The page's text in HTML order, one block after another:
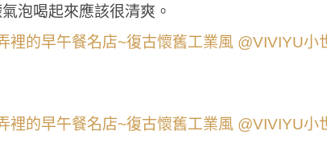
泡喝起來應該很清爽。